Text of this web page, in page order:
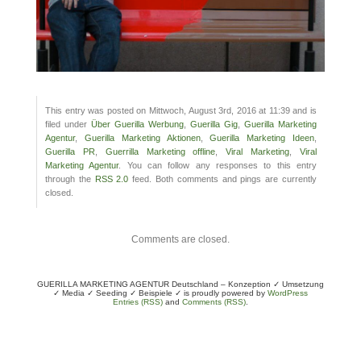
This entry was posted on Mittwoch, August 3rd, 2016 at 11:39 and is
filed under Über Guerilla Werbung Guerilla Gig
Guerilla Marketing
Agentur, Guerilla Marketing Aktionen,Guerilla Marketing Ideen
Guerilla PR
Guerrilla Marketing offline ,Viral Marketing ,Viral
Marketing Agentur. You can follow any responses to this entry
through the RSS 2.0 feed. Both comments and pings are currently
closed.
Comments are closed.
GUERILLA MARKETING AGENTUR Deutschland – Konzeption ✓ Umsetzung
✓ Media ✓ Seeding ✓ Beispiele ✓ is proudly powered by WordPress
Entries (RSS) and Comments (RSS)